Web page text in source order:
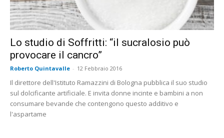
Lo studio di Soffritti: “il sucralosio può
provocare il cancro”
Roberto Quintavalle - 12 Febbraio 2016
Il direttore dell'Istituto Ramazzini di Bologna pubblica il suo studio
sul dolcificante artificiale. E invita donne incinte e bambini a non
consumare bevande che contengono questo additivo e
l'aspartame